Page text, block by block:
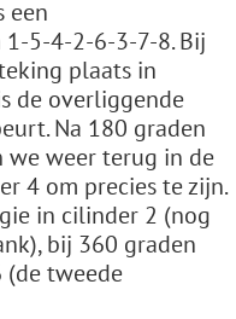
een
5-4-2-6-3-7-8. Bij
plaats in
de overliggende
Na 180 graden
we weer terug in de
4 om precies te zijn.
in cilinder 2 (nog
bij 360 graden
tweede